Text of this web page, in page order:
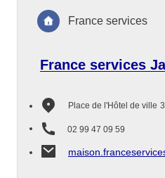
France services
Place de l'Hôtel de ville
02 99 47 09 59
France services